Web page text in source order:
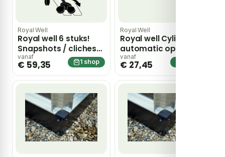
Royal Well
Royal well 6 stuks!
Snapshots / cliches
20 X – zwart
vanaf
€ 59,35 1 shop
Royal Well
Royal well Cylinder
automatic opener
vanaf
€ 27,45